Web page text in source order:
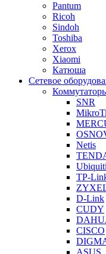
Pantum
Ricoh
Sindoh
Toshiba
Xerox
Xiaomi
Катюша
Сетевое
SNR
Netis
Ubiquiti
TP-
D-Link
CUDY
CISCO